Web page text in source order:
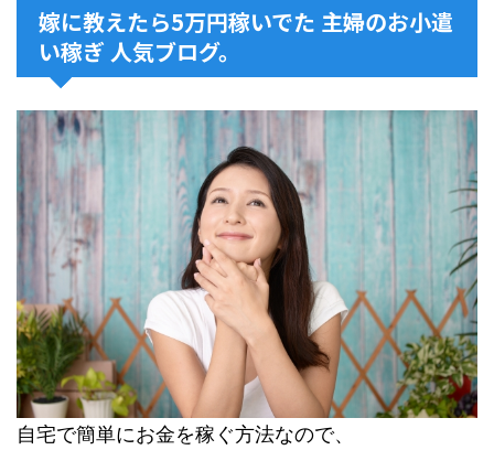
嫁に教えたら5万円稼いでた 主婦のお小遣
い稼ぎ 人気ブログ。
自宅で簡単にお金を稼ぐ方法なので、